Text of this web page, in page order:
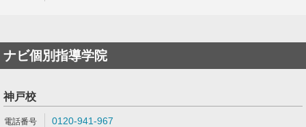
ナビ個別指導学院
神戸校
0120-941-967